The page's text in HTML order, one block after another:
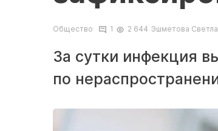
Общество 1 2 644 Эшметова
За сутки инфекция
по